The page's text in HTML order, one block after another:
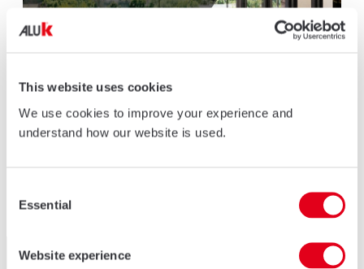
This website uses cookies
We use cookies to improve your experience and
understand how our website is used.
Selection
Essential
Website experience
幕墙系统